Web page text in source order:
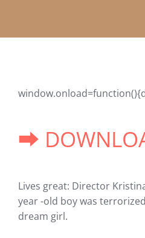
➡
Lives great: Director
year -old boy was
dream girl.